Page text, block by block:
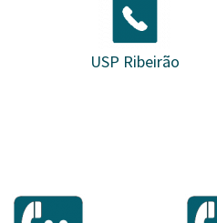
USP Ribeirão